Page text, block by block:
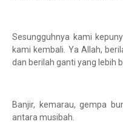
Sesungguhnya kami
kami kembali. Ya Allah,
dan berilah ganti yang lebih
Banjir, kemarau, gempa
antara musibah.